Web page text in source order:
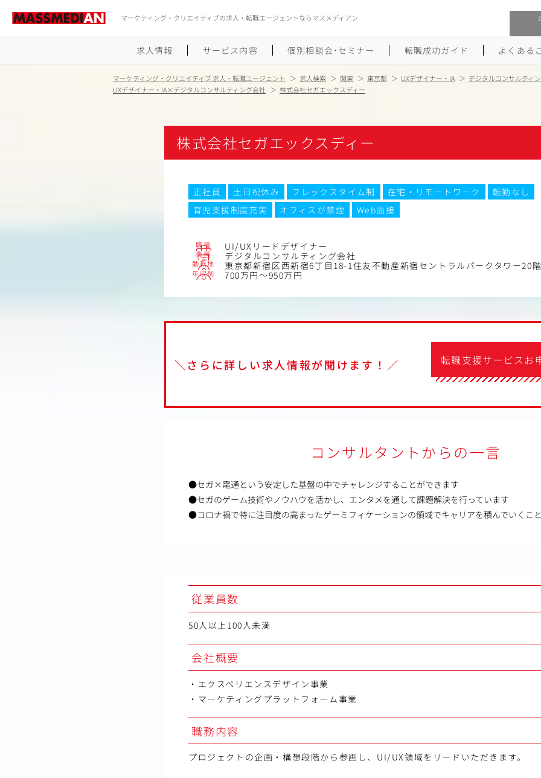
マーケティング・クリエイティブの求人・転職エージェントならマスメディアン
求人情報 サービス内容 個別相談会･セミナー 転職成功ガイド
履歴書のつくり方
職務経歴書のつくり方
ポートフォリオのつくり方
面接対策
エグゼクティブ転職
しゅふクリ･ママクリ転職
よくある
マーケティング・クリエイティブ 求人・転職エージェント 求人検索 関東 東京都 UXデザイナー・IA
デジタルコンサルティ
UXデザイナー・IA×デジタルコンサルティング会社
株式会社セガエックスディー
株式会社セガエックスディー
正社員 土日祝休み フレックスタイム制 在宅・リモートワーク
転勤なし
育児支援制度充実
オフィスが禁煙 Web面接
職種 UI/UXリードデザイナー
業種 デジタルコンサルティング会社
勤務地 東京都新宿区西新宿6丁目18-1住友不動産新宿セントラルパークタワー20
年収例 700万円～950万円
＼さらに詳しい求人情報が聞けます！／ 転職支援サービスお
コンサルタントからの一言
●セガ×電通という安定した基盤の中でチャレンジすることができます
●セガのゲーム技術やノウハウを活かし、エンタメを通して課題解決を行っています
●コロナ禍で特に注目度の高まったゲーミフィケーションの領域でキャリアを積んでいくこ
従業員数
50人以上100人未満
会社概要
・エクスペリエンスデザイン事業
・マーケティングプラットフォーム事業
職務内容
プロジェクトの企画・構想段階から参画し、UI/UX領域をリードいただきます。